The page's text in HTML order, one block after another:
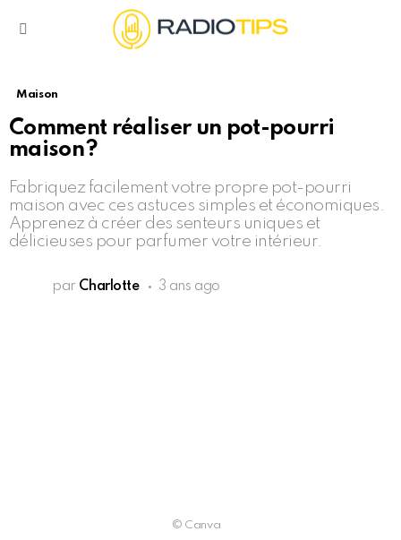
Maison
Comment réaliser un pot-pourri
maison ?
Fabriquez facilement votre propre pot-pourri
maison avec ces astuces simples et économiques.
Apprenez à créer des senteurs uniques et
délicieuses pour parfumer votre intérieur.
par Charlotte 3 ans ago
© Canva